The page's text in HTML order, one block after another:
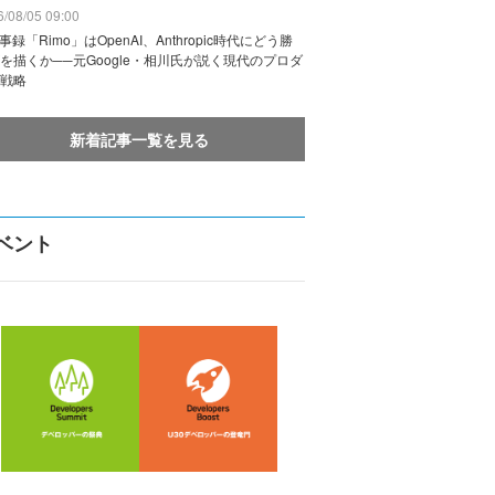
08/05 09:00
録「Rimo」はOpenAI、Anthropic時代にどう勝
描くか──元Google・相川氏が説く現代のプロダ
略
新着記事一覧を見る
ント